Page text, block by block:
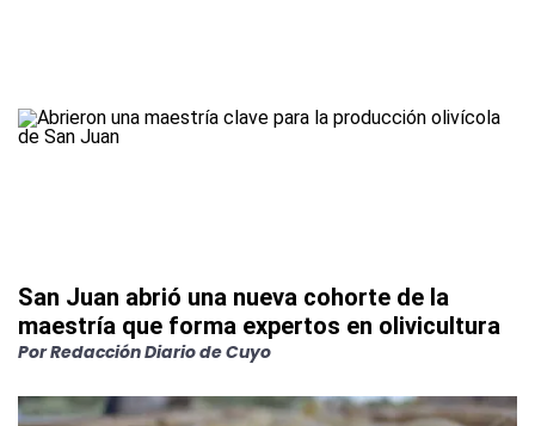
San Juan abrió una nueva cohorte de la
maestría que forma expertos en olivicultura
PorRedacción Diario de Cuyo